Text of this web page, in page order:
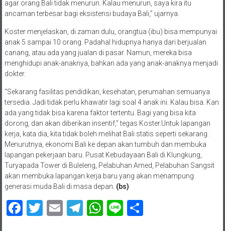
agar orang Bali tidak menurun. Kalau menurun, saya kira itu
ancaman terbesar bagi eksistensi budaya Bali,” ujarnya.
Koster menjelaskan, di zaman dulu, orangtua (ibu) bisa mempunyai
anak 5 sampai 10 orang. Padahal hidupnya hanya dari berjualan
canang, atau ada yang jualan di pasar. Namun, mereka bisa
menghidupi anak-anaknya, bahkan ada yang anak-anaknya menjadi
dokter.
“Sekarang fasilitas pendidikan, kesehatan, perumahan semuanya
tersedia. Jadi tidak perlu khawatir lagi soal 4 anak ini. Kalau bisa. Kan
ada yang tidak bisa karena faktor tertentu. Bagi yang bisa kita
dorong, dan akan diberikan insentif,” tegas Koster.Untuk lapangan
kerja, kata dia, kita tidak boleh melihat Bali statis seperti sekarang.
Menurutnya, ekonomi Bali ke depan akan tumbuh dan membuka
lapangan pekerjaan baru. Pusat Kebudayaan Bali di Klungkung,
Turyapada Tower di Buleleng, Pelabuhan Amed, Pelabuhan Sangsit
akan membuka lapangan kerja baru yang akan menampung
generasi muda Bali di masa depan. (bs)
Facebook
Twitter
EmailTelegram
WhatsApp
LineShare